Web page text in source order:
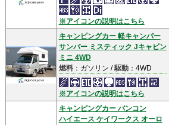
※アイコンの説明はこちら
キャンピングカー 軽キャンパー
サンバー ミスティック Jキャビン
ミニ 4WD
燃料：ガソリン /駆動：4WD
※アイコンの説明はこちら
キャンピングカー バンコン
ハイエース ケイワークス オーロ